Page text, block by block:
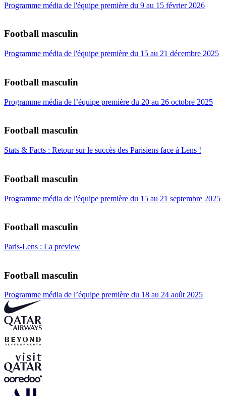
Programme média de l'équipe première du 9 au 15 février 2026
Football masculin
Programme média de l'équipe première du 15 au 21 décembre 2025
Football masculin
Programme média de l’équipe première du 20 au 26 octobre 2025
Football masculin
Stats & Facts : Retour sur le succès des Parisiens face à Lens !
Football masculin
Programme média de l'équipe première du 15 au 21 septembre 2025
Football masculin
Paris-Lens : La preview
Football masculin
Programme média de l’équipe première du 18 au 24 août 2025